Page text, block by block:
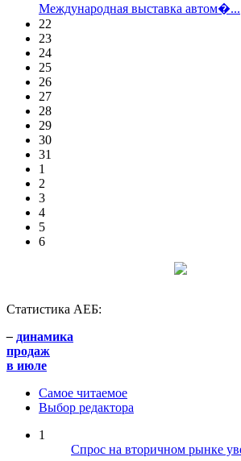
Международная выставка автом�...
22
23
24
25
26
27
28
29
30
31
1
2
3
4
5
6
Статистика АЕБ:
– динамика
продаж
в июле
Самое читаемое
Выбор редактора
1
Спрос на вторичном рынке